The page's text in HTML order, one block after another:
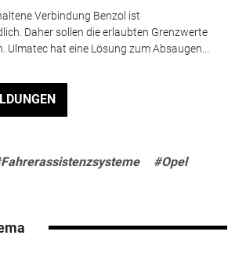
Verbindung Benzol ist
Daher sollen die erlaubten Grenzwerte
Ulmatec hat eine Lösung zum Absaugen...
#Opel